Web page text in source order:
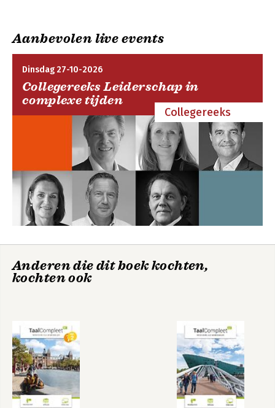
Aanbevolen live events
Dinsdag 27-10-2026
Collegereeks Leiderschap in
complexe tijden
Collegereeks
Anderen die dit boek kochten,
kochten ook